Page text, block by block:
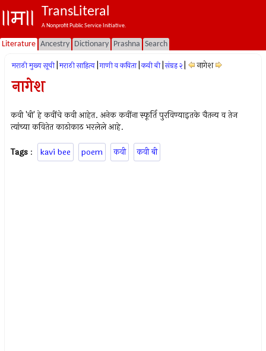
TransLiteral
A Nonprofit Public Service Initiative.
Literature Ancestry Dictionary Prashna Search
मराठी मुख्य सूची मराठी साहित्य गाणी व कविता कवी बी संग्रह २ नागेश
नागेश
कवी 'बी' हे कवींचे कवी आहेत. अनेक कवींना स्फूर्ति पुरविण्याइतके चैतन्य व तेज
त्यांच्या कवितेत काठोकाठ भरलेले आहे.
Tags : kavi bee poem कवी कवी बी